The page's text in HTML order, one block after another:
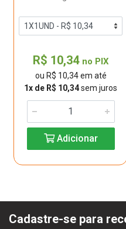
R$ 10,34 no PIX
ou R$ 10,34 em até
1x de R$ 10,34sem juros
Adicionar
Cadastre-se para